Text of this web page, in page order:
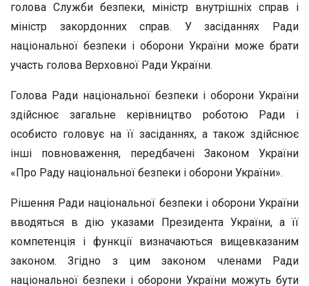
голова Служби безпеки, міністр внутрішніх справ і
міністр закордонних справ. У засіданнях Ради
національної безпеки і оборони України може брати
участь голова Верховної Ради України.
Голова Ради національної безпеки і оборони України
здійснює загальне керівництво роботою Ради і
особисто головує на її засіданнях, а також здійснює
інші повноваження, передбачені Законом України
«Про Раду національної безпеки і оборони України».
Рішення Ради національної безпеки і оборони України
вводяться в дію указами Президента України, а її
компетенція і функції визначаються вищевказаним
законом. Згідно з цим законом членами Ради
національної безпеки і оборони України можуть бути